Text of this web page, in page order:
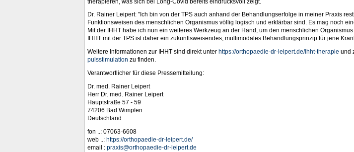
Dr. Rainer Leipert: "Ich bin von der TPS auch anhand der Behandlungserfolge in meiner Praxis
Funktionsweisen des menschlichen Organismus völlig logisch und erklärbar sind. Es mag noch
Mit der IHHT habe ich nun ein weiteres Werkzeug an der Hand, um den menschlichen
IHHT mit der TPS ist daher ein zukunftsweisendes, multimodales Behandlungsprinzip für jene
Weitere Informationen zur IHHT sind direkt unter https://orthopaedie-dr-leipert.de/ihht-therapie und
pulsstimulation zu finden.
Verantwortlicher für diese Pressemitteilung:
Dr. med. Rainer Leipert
Herr Dr. med. Rainer Leipert
Hauptstraße 57 - 59
74206 Bad Wimpfen
Deutschland
fon ..: 07063-6608
web ..: https://orthopaedie-dr-leipert.de/
email : praxis@orthopaedie-dr-leipert.de